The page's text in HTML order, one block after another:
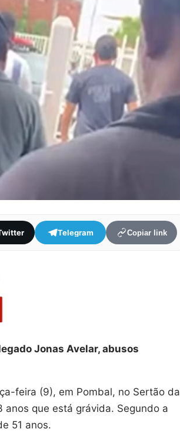
Telegram Copiar link
Jonas Avelar, abusos
feira (9), em Pombal, no Sertão da
que está grávida. Segundo a
51 anos.